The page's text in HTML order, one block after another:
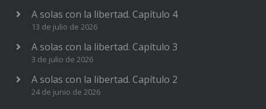
A solas con la libertad. Capítulo 4
13 de julio de 2026
A solas con la libertad. Capítulo 3
3 de julio de 2026
A solas con la libertad. Capítulo 2
24 de junio de 2026